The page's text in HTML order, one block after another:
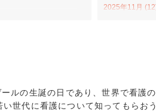
2025年11月
2025年4月 (4)
ルの生誕の日であり、世界で看護の
世代に看護について知ってもらお